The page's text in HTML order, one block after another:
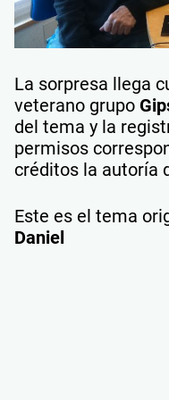
La sorpresa llega
veterano grupo
del tema y la
permisos
créditos la autoría
Este es el tema
Daniel